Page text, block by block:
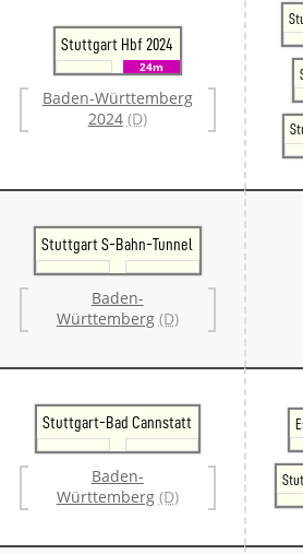
Weitere
Stuttgart Hbf 2024
24m
Baden-Württemberg
2024 (D)
Stuttgart S-Bahn-Tunnel
Baden-
Württemberg (D)
Stuttgart-Bad Cannstatt
Baden-
Württemberg (D)